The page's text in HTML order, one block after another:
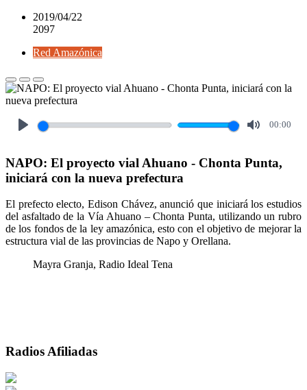
2019/04/22
2097
Red Amazónica
00:00
NAPO: El proyecto vial Ahuano - Chonta Punta,
iniciará con la nueva prefectura
El prefecto electo, Edison Chávez, anunció que iniciará los estudios
del asfaltado de la Vía Ahuano – Chonta Punta, utilizando un rubro
de los fondos de la ley amazónica, esto con el objetivo de mejorar la
estructura vial de las provincias de Napo y Orellana.
Mayra Granja, Radio Ideal Tena
Radios Afiliadas